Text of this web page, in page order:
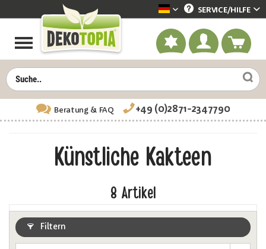
Dekotopia deutsch
SERVICE/HILFE
Beratung& FAQ +49 (0)2871-2347790
Künstliche Kakteen
8 Artikel
Filtern